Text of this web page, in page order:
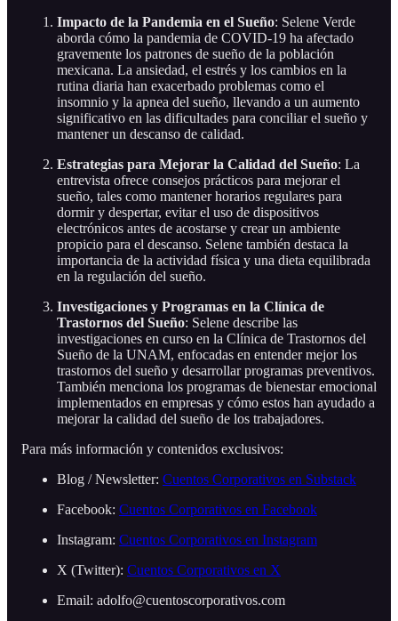
Impacto de la Pandemia en el Sueño: Selene Verde
aborda cómo la pandemia de COVID-19 ha afectado
gravemente los patrones de sueño de la población
mexicana. La ansiedad, el estrés y los cambios en la
rutina diaria han exacerbado problemas como el
insomnio y la apnea del sueño, llevando a un aumento
significativo en las dificultades para conciliar el sueño y
mantener un descanso de calidad.
Estrategias para Mejorar la Calidad del Sueño: La
entrevista ofrece consejos prácticos para mejorar el
sueño, tales como mantener horarios regulares para
dormir y despertar, evitar el uso de dispositivos
electrónicos antes de acostarse y crear un ambiente
propicio para el descanso. Selene también destaca la
importancia de la actividad física y una dieta equilibrada
en la regulación del sueño.
Investigaciones y Programas en la Clínica de
Trastornos del Sueño: Selene describe las
investigaciones en curso en la Clínica de Trastornos del
Sueño de la UNAM, enfocadas en entender mejor los
trastornos del sueño y desarrollar programas preventivos.
También menciona los programas de bienestar emocional
implementados en empresas y cómo estos han ayudado a
mejorar la calidad del sueño de los trabajadores.
Para más información y contenidos exclusivos:
Blog / Newsletter: Cuentos Corporativos en Substack
Facebook: Cuentos Corporativos en Facebook
Instagram: Cuentos Corporativos en Instagram
X (Twitter): Cuentos Corporativos en X
Email: adolfo@cuentoscorporativos.com